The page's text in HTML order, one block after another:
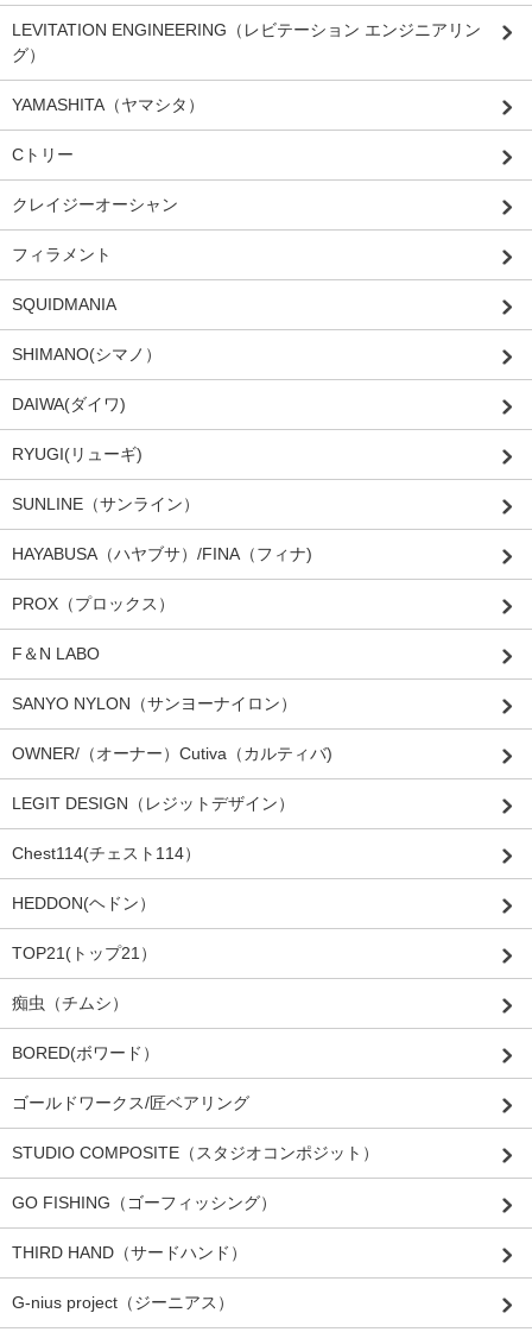
LEVITATION ENGINEERING（レビテーション エンジニアリン
グ）
YAMASHITA（ヤマシタ）
Cトリー
クレイジーオーシャン
フィラメント
SQUIDMANIA
SHIMANO(シマノ）
DAIWA(ダイワ)
RYUGI(リューギ)
SUNLINE（サンライン）
HAYABUSA（ハヤブサ）/FINA（フィナ)
PROX（プロックス）
F＆N LABO
SANYO NYLON（サンヨーナイロン）
OWNER/（オーナー）Cutiva（カルティバ)
LEGIT DESIGN（レジットデザイン）
Chest114(チェスト114）
HEDDON(ヘドン）
TOP21(トップ21）
痴虫（チムシ）
BORED(ボワード）
ゴールドワークス/匠ベアリング
STUDIO COMPOSITE（スタジオコンポジット）
GO FISHING（ゴーフィッシング）
THIRD HAND（サードハンド）
G-nius project（ジーニアス）